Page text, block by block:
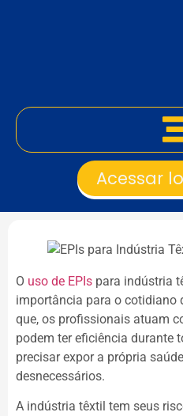
Acessar
O uso de EPIs para indústria
importância para o cotidiano
que, os profissionais atuam
podem ter eficiência durante
precisar expor a própria
desnecessários.
A indústria têxtil tem seus